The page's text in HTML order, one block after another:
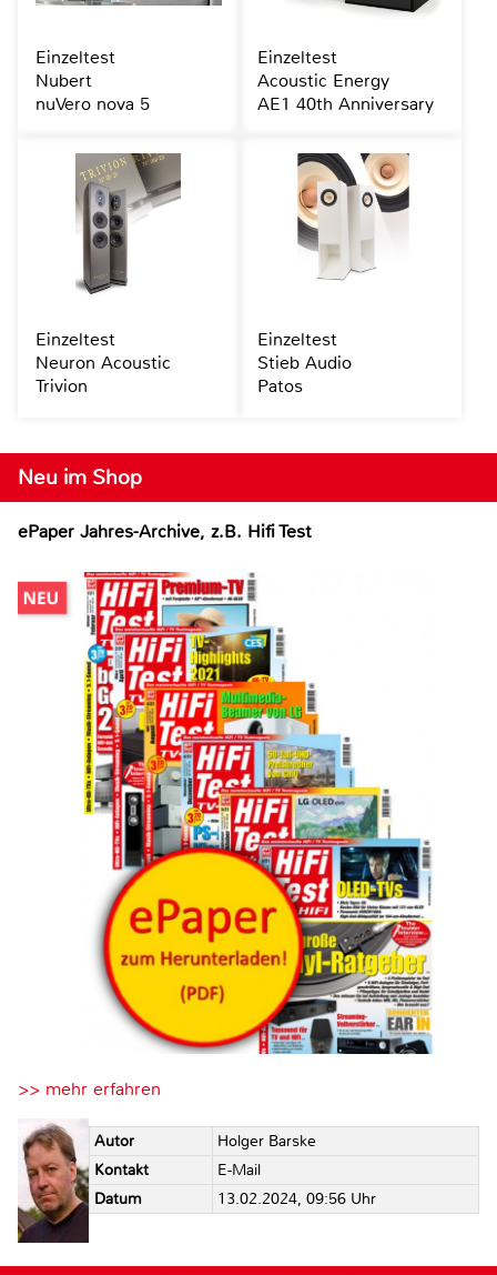
Neu im Shop
ePaper Jahres-Archive, z.B. Hifi Test
>> mehr erfahren
Autor
Holger Barske
Kontakt
E-Mail
Datum
13.02.2024, 09:56 Uhr
Einzeltest
Nubert
nuVero nova 5
Einzeltest
Acoustic Energy
AE1 40th Anniversary
Einzeltest
Neuron Acoustic
Trivion
Einzeltest
Stieb Audio
Patos